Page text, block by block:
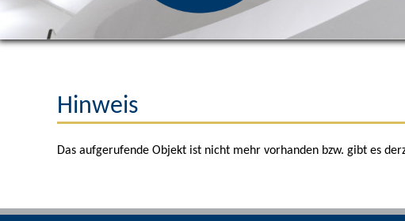
Hinweis
Das aufgerufende Objekt ist nicht mehr vorhanden bzw. gibt es